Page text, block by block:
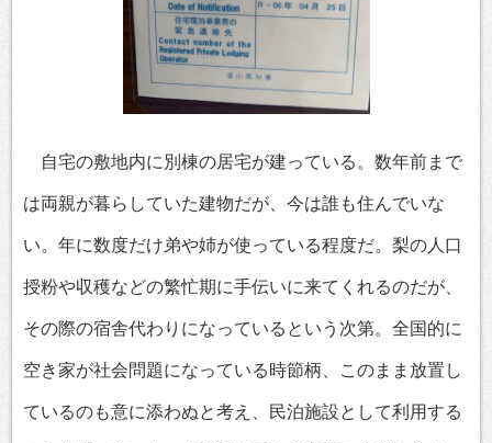
自宅の敷地内に別棟の居宅が建っている。数年前まで
は両親が暮らしていた建物だが、今は誰も住んでいな
い。年に数度だけ弟や姉が使っている程度だ。梨の人口
授粉や収穫などの繁忙期に手伝いに来てくれるのだが、
その際の宿舎代わりになっているという次第。全国的に
空き家が社会問題になっている時節柄、このまま放置し
ているのも意に添わぬと考え、民泊施設として利用する